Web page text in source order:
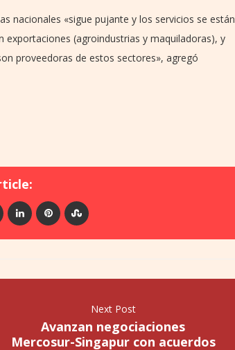
nacionales «sigue pujante y los servicios se están
(agroindustrias y maquiladoras), y
proveedoras de estos sectores», agregó
Next Post
Avanzan negociaciones
Mercosur-Singapur con acuerdos